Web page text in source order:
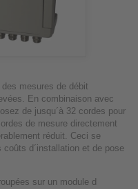
mesures de débit
En combinaison avec
de jusqu´à 32 cordes pour
de mesure directement
réduit. Ceci se
d´installation et de pose
sur un module d